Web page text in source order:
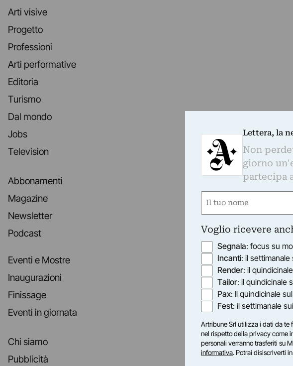
Arti visive
Progetto
Professioni
Arti performative
Editoria
Turismo
Dal mondo
Jobs
Television
Abbonamenti
Magazine
Newsletter
Podcast
Eventi e Mostre
Inaugurazioni
Finissage
Eventi in giornata
Chi siamo
Pubblicità
Lettera, la
Non
giorno
partecipa
Nome
Voglio ricevere
Segnala: focus su
Incanti: il
Render: il
Tailor: il quindicinale
Pax: Il quindicinale
Fest: il settimanale
Artribune Srl utilizza i dati da te
nel rispetto della privacy come
personali verranno trasferiti su
informativa. Potrai disiscriverti